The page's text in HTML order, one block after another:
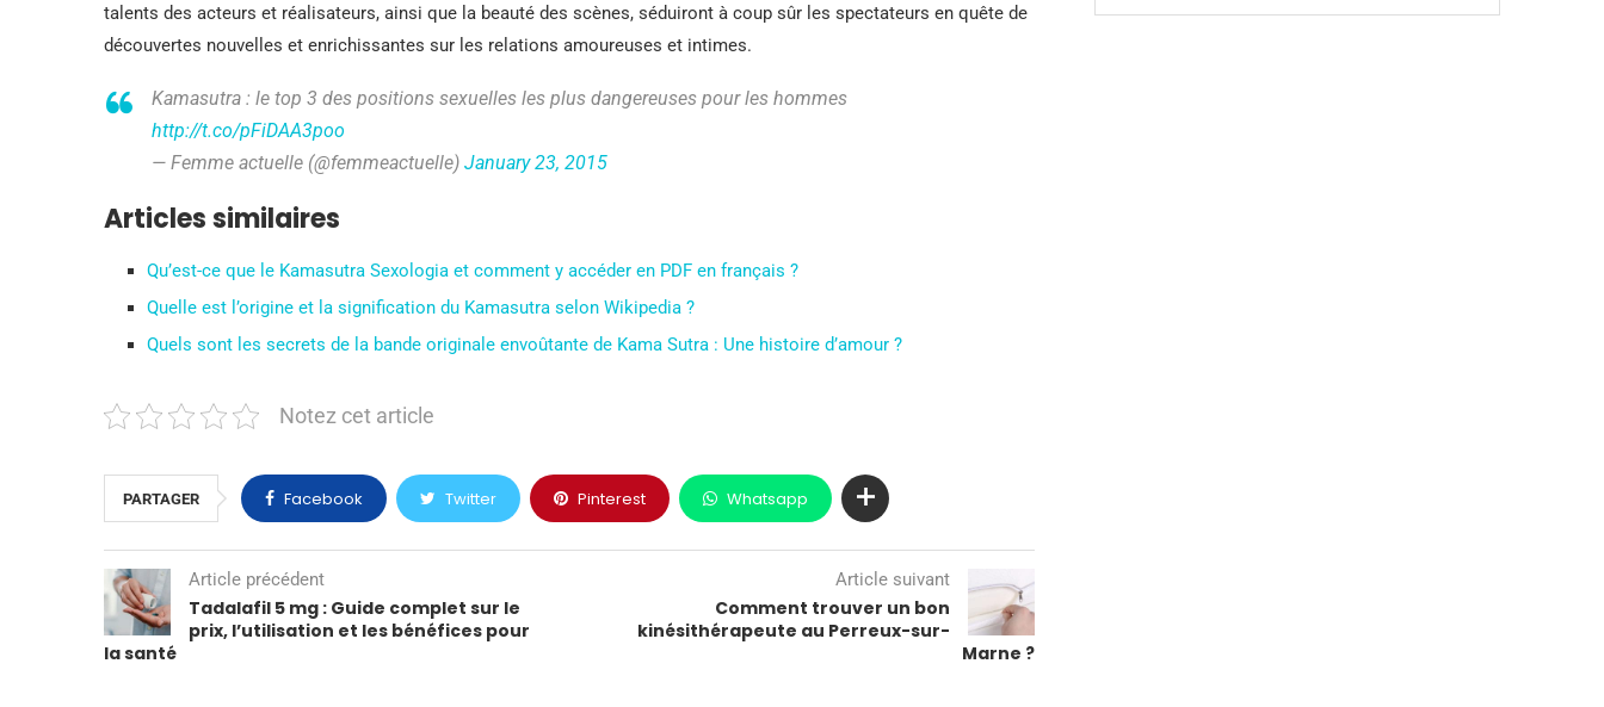
talents des acteurs et réalisateurs, ainsi que la beauté des scènes, séduiront à coup sûr les spectateurs en quête de
découvertes nouvelles et enrichissantes sur les relations amoureuses et intimes.
Kamasutra : le top 3 des positions sexuelles les plus dangereuses pour les hommes
http://t.co/pFiDAA3poo
— Femme actuelle (@femmeactuelle) January 23, 2015
Articles similaires
Qu’est-ce que le Kamasutra Sexologia et comment y accéder en PDF en français ?
Quelle est l’origine et la signification du Kamasutra selon Wikipedia ?
Quels sont les secrets de la bande originale envoûtante de Kama Sutra : Une histoire d’amour ?
Notez cet article
PARTAGER Facebook Twitter Pinterest Whatsapp
Article précédent
Tadalafil 5 mg : Guide complet sur le
prix, l’utilisation et les bénéfices pour
la santé
Article suivant
Comment trouver un bon
kinésithérapeute au Perreux-sur-
Marne ?